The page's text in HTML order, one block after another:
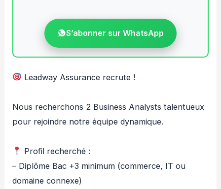
S’abonner sur WhatsApp
Leadway Assurance recrute !
Nous recherchons 2 Business Analysts talentueux
pour rejoindre notre équipe dynamique.
Profil recherché :
– Diplôme Bac +3 minimum (commerce, IT ou
domaine connexe)